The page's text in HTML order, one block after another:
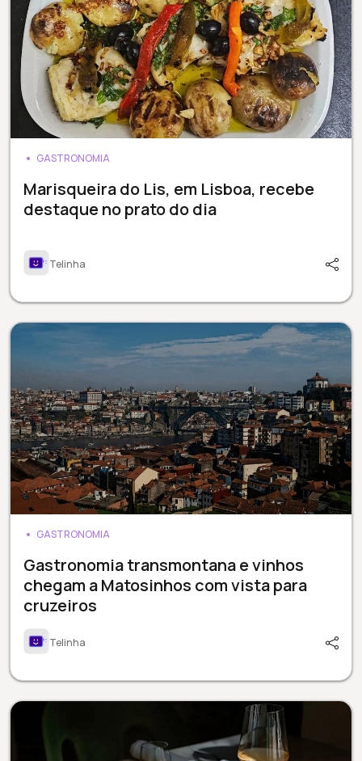
GASTRONOMIA
Marisqueira do Lis, em Lisboa, recebe
destaque no prato do dia
Telinha
GASTRONOMIA
Gastronomia transmontana e vinhos
chegam a Matosinhos com vista para
cruzeiros
Telinha